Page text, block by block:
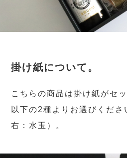
掛け紙について。
こちらの商品は掛け紙がセ
以下の2種よりお選びくださ
右：水玉）。